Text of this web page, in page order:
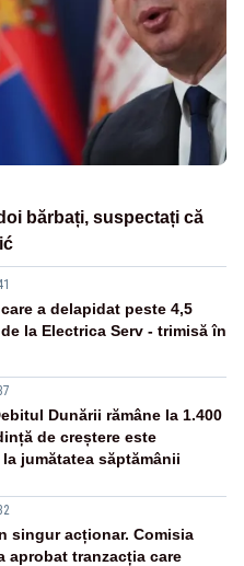
bărbați, suspectați că
a delapidat peste 4,5
la Electrica Serv - trimisă în
Dunării rămâne la 1.400
de creștere este
jumătatea săptămânii
singur acționar. Comisia
aprobat tranzacția care